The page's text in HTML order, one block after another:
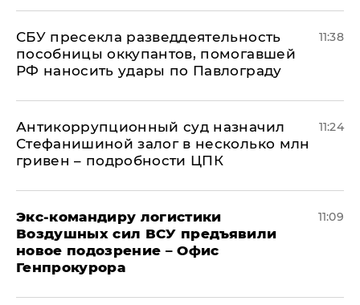
СБУ пресекла разведдеятельность
пособницы оккупантов, помогавшей
РФ наносить удары по Павлограду
11:38
Антикоррупционный суд назначил
Стефанишиной залог в несколько млн
гривен – подробности ЦПК
11:24
Экс-командиру логистики
Воздушных сил ВСУ предъявили
новое подозрение – Офис
Генпрокурора
11:09